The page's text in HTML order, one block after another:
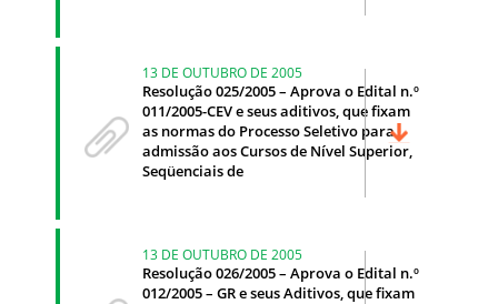
13 DE OUTUBRO DE 2005
Resolução 025/2005 – Aprova o Edital n.º
011/2005-CEV e seus aditivos, que fixam
as normas do Processo Seletivo para
admissão aos Cursos de Nível Superior,
Seqüenciais de
13 DE OUTUBRO DE 2005
Resolução 026/2005 – Aprova o Edital n.º
012/2005 – GR e seus Aditivos, que fixam